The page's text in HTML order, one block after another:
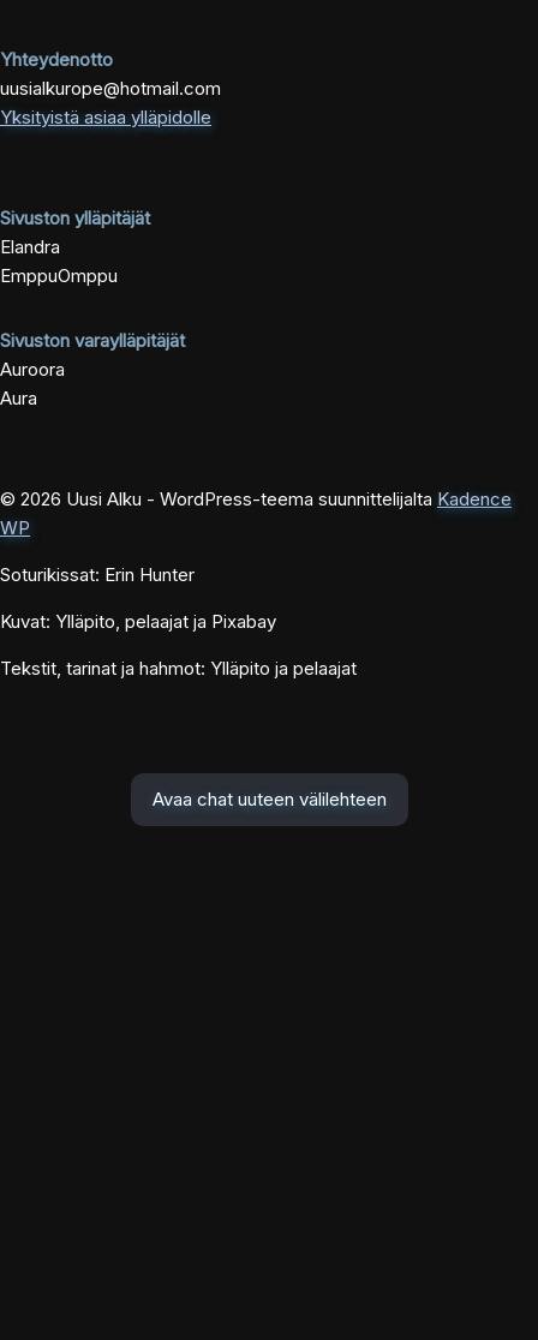
Yhteydenotto
uusialkurope@hotmail.com
Yksityistä asiaa ylläpidolle
Sivuston ylläpitäjät
Elandra
EmppuOmppu
Sivuston varaylläpitäjät
Auroora
Aura
© 2026 Uusi Alku - WordPress-teema suunnittelijalta Kadence
WP
Soturikissat: Erin Hunter
Kuvat: Ylläpito, pelaajat ja Pixabay
Tekstit, tarinat ja hahmot: Ylläpito ja pelaajat
Avaa chat uuteen välilehteen